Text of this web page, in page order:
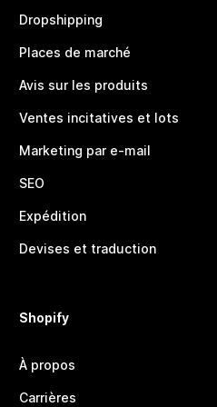
Dropshipping
Places de marché
Avis sur les produits
Ventes incitatives et lots
Marketing par e-mail
SEO
Expédition
Devises et traduction
Shopify
À propos
Carrières